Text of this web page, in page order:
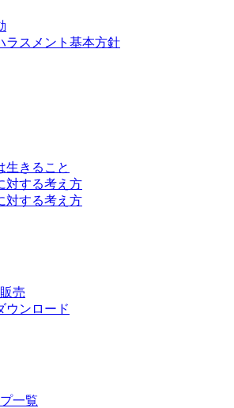
ラスメント基本方針
生きること
対する考え方
対する考え方
売
ウンロード
一覧